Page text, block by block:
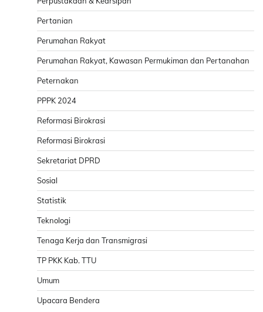
Pertanian
Perumahan Rakyat
Perumahan Rakyat, Kawasan Permukiman dan Pertanahan
Peternakan
PPPK 2024
Reformasi Birokrasi
Reformasi Birokrasi
Sekretariat DPRD
Sosial
Statistik
Teknologi
Tenaga Kerja dan Transmigrasi
TP PKK Kab. TTU
Umum
Upacara Bendera